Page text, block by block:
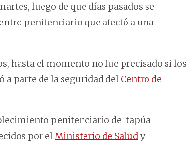
luego de que días pasados se
penitenciario que afectó a una
hasta el momento no fue precisado si los
a parte de la seguridad del Centro de
penitenciario de Itapúa
por elMinisterio de Saludy